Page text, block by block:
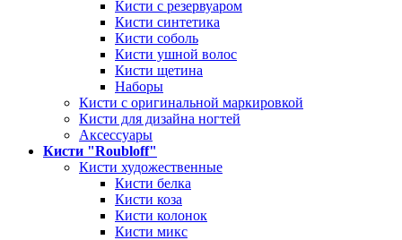
Кисти с резервуаром
Кисти синтетика
Кисти соболь
Кисти ушной волос
Кисти щетина
Наборы
Кисти с оригинальной маркировкой
Кисти для дизайна ногтей
Аксессуары
Кисти "Roubloff"
Кисти художественные
Кисти белка
Кисти коза
Кисти колонок
Кисти микс